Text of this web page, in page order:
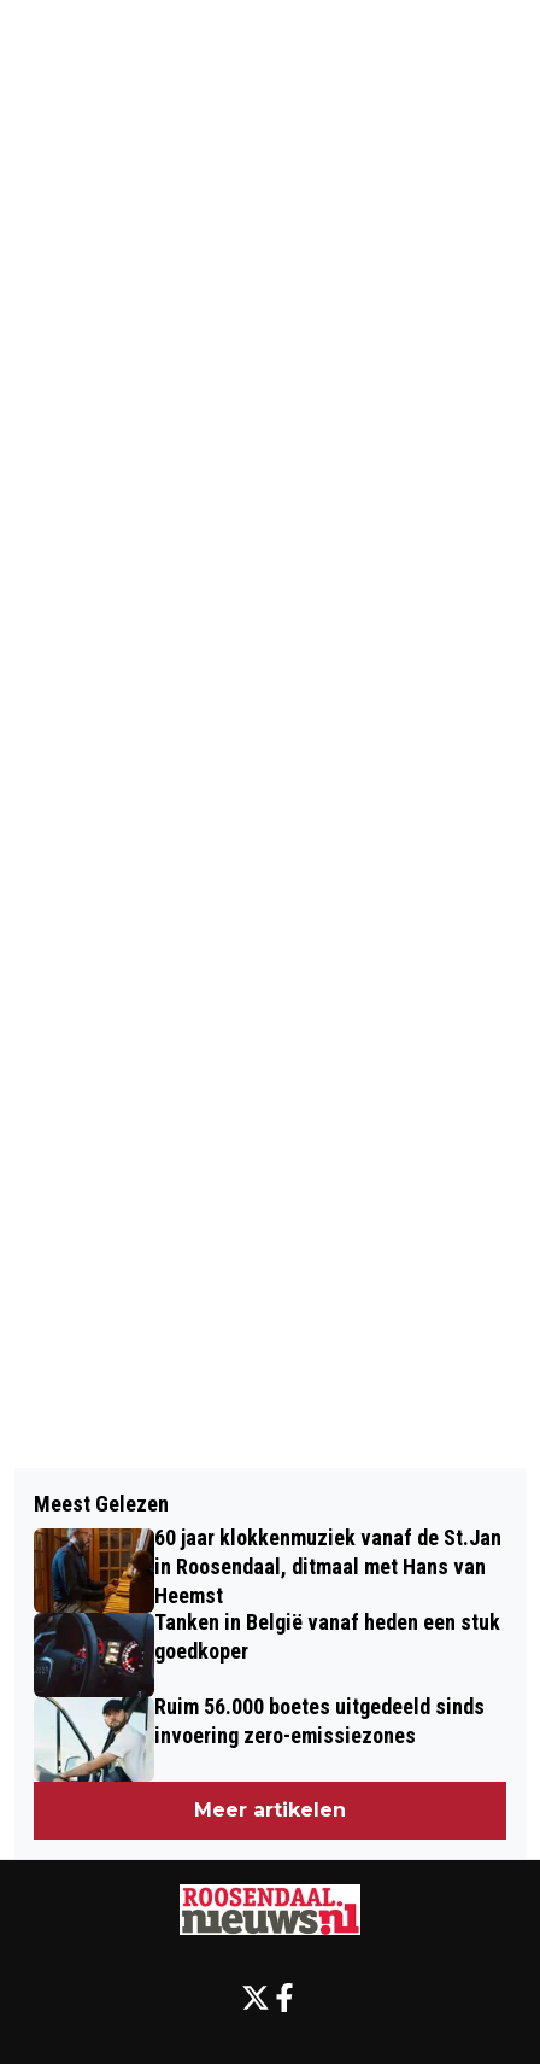
HANDIG! WAT KUN JE DOEN TEGEN
FRUITVLIEGJES IN DE KEUKEN?
Meest Gelezen
60 jaar klokkenmuziek vanaf de St.Jan
in Roosendaal, ditmaal met Hans van
Heemst
Tanken in België vanaf heden een stuk
goedkoper
Ruim 56.000 boetes uitgedeeld sinds
invoering zero-emissiezones
Meer artikelen